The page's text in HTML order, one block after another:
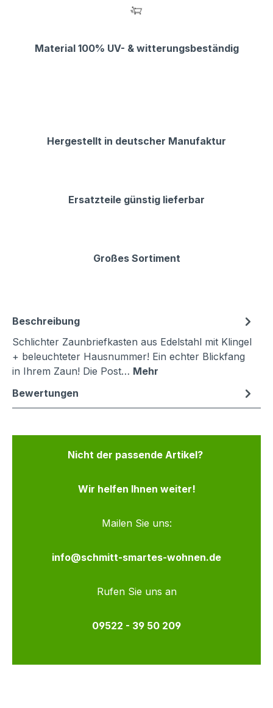
Material 100% UV- & witterungsbeständig
Hergestellt in deutscher Manufaktur
Ersatzteile günstig lieferbar
Großes Sortiment
Beschreibung
Schlichter Zaunbriefkasten aus Edelstahl mit Klingel
+ beleuchteter Hausnummer! Ein echter Blickfang
in Ihrem Zaun! Die Post… Mehr
Bewertungen
Nicht der passende Artikel?
Wir helfen Ihnen weiter!
Mailen Sie uns:
info@schmitt-smartes-wohnen.de
Rufen Sie uns an
09522 - 39 50 209